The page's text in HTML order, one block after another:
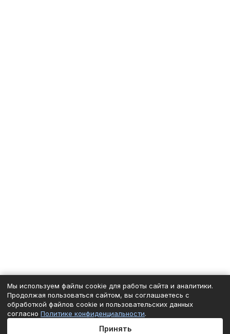
Мы используем файлы cookie для работы сайта и аналитики.
Продолжая пользоваться сайтом, вы соглашаетесь с
обработкой файлов cookie и пользовательских данных
согласно Политике конфиденциальности.
Принять